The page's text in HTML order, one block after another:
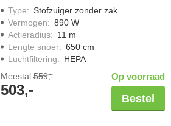
Type: Stofzuiger zonder zak
Vermogen: 890 W
Actieradius: 11 m
Lengte snoer: 650 cm
Luchtfiltering: HEPA
Meestal 559,-
503,-
Op voorraad
Bestel